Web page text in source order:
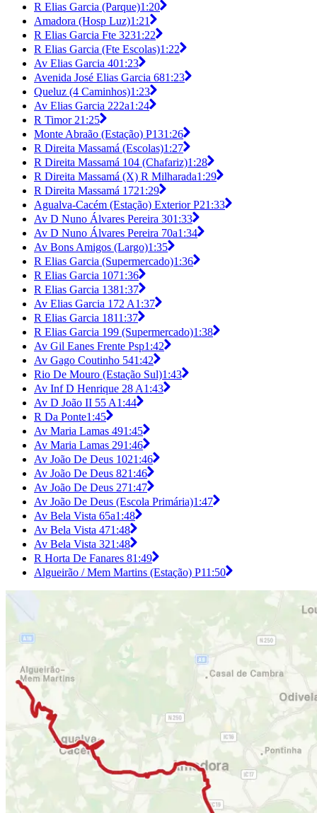
R Elias Garcia (Parque)1:20
Amadora (Hosp Luz)1:21
R Elias Garcia Fte 3231:22
R Elias Garcia (Fte Escolas)1:22
Av Elias Garcia 401:23
Avenida José Elias Garcia 681:23
Queluz (4 Caminhos)1:23
Av Elias Garcia 222a1:24
R Timor 21:25
Monte Abraão (Estação) P131:26
R Direita Massamá (Escolas)1:27
R Direita Massamá 104 (Chafariz)1:28
R Direita Massamá (X) R Milharada1:29
R Direita Massamá 1721:29
Agualva-Cacém (Estação) Exterior P21:33
Av D Nuno Álvares Pereira 301:33
Av D Nuno Álvares Pereira 70a1:34
Av Bons Amigos (Largo)1:35
R Elias Garcia (Supermercado)1:36
R Elias Garcia 1071:36
R Elias Garcia 1381:37
Av Elias Garcia 172 A1:37
R Elias Garcia 1811:37
R Elias Garcia 199 (Supermercado)1:38
Av Gil Eanes Frente Psp1:42
Av Gago Coutinho 541:42
Rio De Mouro (Estação Sul)1:43
Av Inf D Henrique 28 A1:43
Av D João II 55 A1:44
R Da Ponte1:45
Av Maria Lamas 491:45
Av Maria Lamas 291:46
Av João De Deus 1021:46
Av João De Deus 821:46
Av João De Deus 271:47
Av João De Deus (Escola Primária)1:47
Av Bela Vista 65a1:48
Av Bela Vista 471:48
Av Bela Vista 321:48
R Horta De Fanares 81:49
Algueirão / Mem Martins (Estação) P11:50